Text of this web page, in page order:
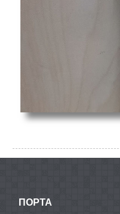
ΠΟΡΤΑ